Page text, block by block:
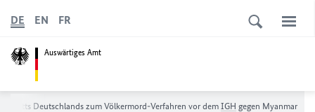
Auswärtiges Amt
DE EN FR
Beitritts Deutschlands zum Völkermord-Verfahren vor dem IGH gegen Myanmar